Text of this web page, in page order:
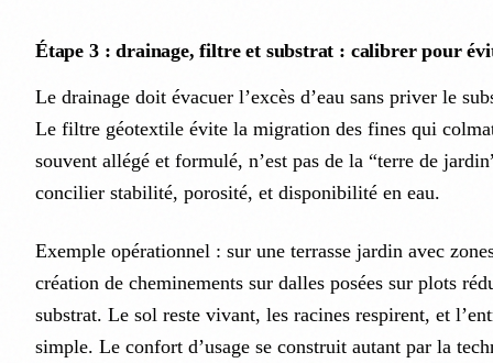
Étape 3 : drainage, filtre et substrat : calibrer pour
Le drainage doit évacuer l’excès d’eau sans priver le
Le filtre géotextile évite la migration des fines qui
souvent allégé et formulé, n’est pas de la “terre de
concilier stabilité, porosité, et disponibilité en eau.
Exemple opérationnel : sur une terrasse jardin avec
création de cheminements sur dalles posées sur plots
substrat. Le sol reste vivant, les racines respirent, et
simple. Le confort d’usage se construit autant par la